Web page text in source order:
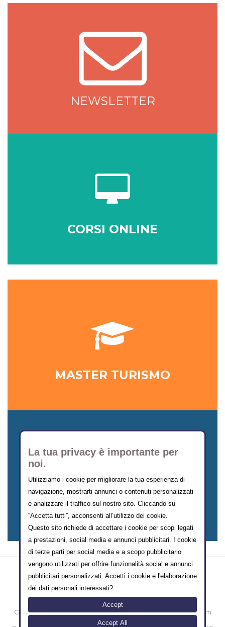
NEWSLETTER
CORSI ONLINE
MASTER TURISMO
CERCA SCUOLA
La tua privacy è importante per
noi.
Utilizziamo i cookie per migliorare la tua esperienza di
navigazione, mostrarti annunci o contenuti personalizzati
e analizzare il traffico sul nostro sito. Cliccando su
“Accetta tutti”, acconsenti all’utilizzo dei cookie.
Questo sito richiede di accettare i cookie per scopi legati
a prestazioni, social media e annunci pubblicitari. I cookie
di terze parti per social media e a scopo pubblicitario
vengono utilizzati per offrire funzionalità social e annunci
pubblicitari personalizzati. Accetti i cookie e l'elaborazione
dei dati personali interessati?
Accept
Accept All
Copyright © 2000-2014 eMarketing FormazioneTurismo.com
Sede legale: Vico II Alferio N° 3 - 86170 Isernia [IT]